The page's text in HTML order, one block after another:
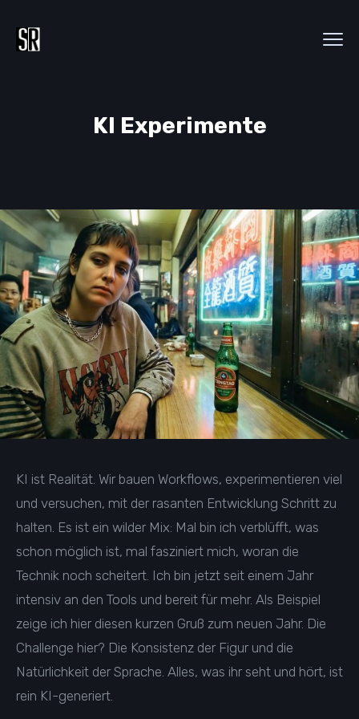
KI Experimente
KI ist Realität. Wir bauen Workflows, experimentieren viel
und versuchen, mit der rasanten Entwicklung Schritt zu
halten. Es ist ein wilder Mix: Mal bin ich verblüfft, was
schon möglich ist, mal fasziniert mich, woran die
Technik noch scheitert. Ich bin jetzt seit einem Jahr
intensiv an den Tools und bereit für mehr. Als Beispiel
zeige ich hier diesen kurzen Gruß zum neuen Jahr. Die
Challenge hier? Die Konsistenz der Figur und die
Natürlichkeit der Sprache. Alles, was ihr seht und hört, ist
rein KI-generiert.